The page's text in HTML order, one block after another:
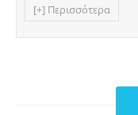
[+] Περισσότερα